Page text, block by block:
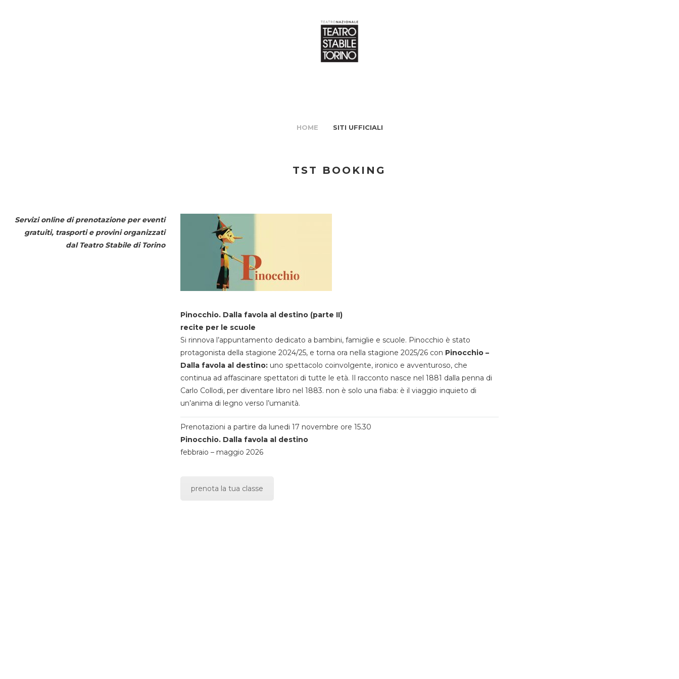
HOME SITI UFFICIALI
TST BOOKING
Servizi online di prenotazione per eventi
gratuiti, trasporti e provini organizzati
dal Teatro Stabile di Torino
Pinocchio. Dalla favola al destino (parte II)
recite per le scuole
Si rinnova l’appuntamento dedicato a bambini, famiglie e scuole. Pinocchio è stato
protagonista della stagione 2024/25, e torna ora nella stagione 2025/26 con Pinocchio –
Dalla favola al destino:uno spettacolo coinvolgente, ironico e avventuroso, che
continua ad affascinare spettatori di tutte le età. Il racconto nasce nel 1881 dalla penna di
Carlo Collodi, per diventare libro nel 1883. non è solo una fiaba: è il viaggio inquieto di
un’anima di legno verso l’umanità.
Prenotazioni a partire da lunedi 17 novembre ore 15.30
Pinocchio. Dalla favola al destino
febbraio – maggio 2026
prenota la tua classe